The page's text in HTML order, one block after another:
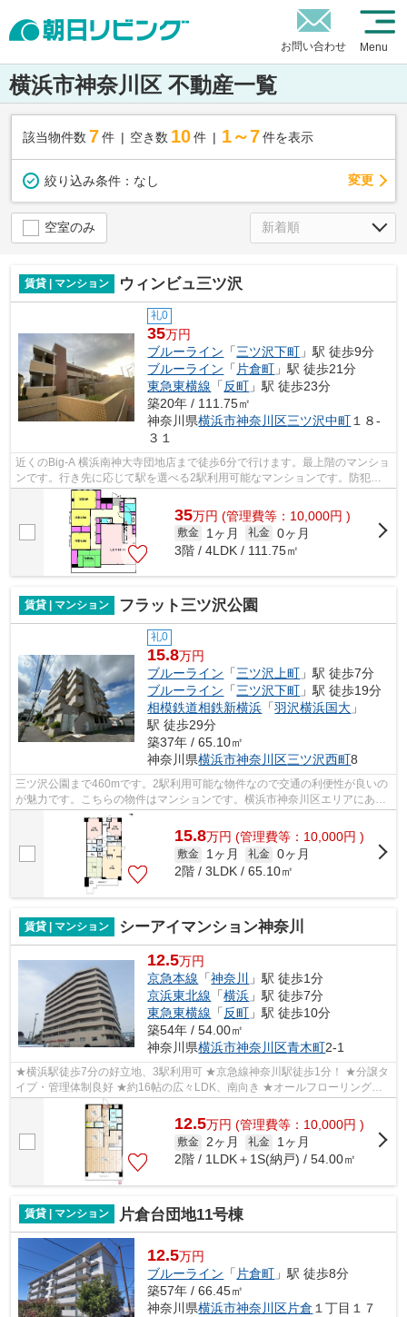
お問い合わせ Menu
横浜市神奈川区 不動産一覧
該当物件数 7件 空き数 10 件 1～7 件を表示
絞り込み条件： なし 変更
空室のみ
賃貸 | マンション ウィンビュ三ツ沢
礼0
35万円
ブルーライン 「三ツ沢下町 」駅 徒歩9分
ブルーライン 「 片倉町 」駅 徒歩21分
東急東横線 「 反町 」駅 徒歩23分
築20年 / 111.75㎡
神奈川県横浜市神奈川区三ツ沢中町 １８-
３１
近くのBig-A 横浜南神大寺団地店まで徒歩6分で行けます。最上階のマンショ
ンです。行き先に応じて駅を選べる2駅利用可能なマンションです。防犯対
策もバッチリなマンションタイプの物...
35万円 (管理費等：10,000円 )
敷金 1ヶ月 礼金 0ヶ月
3階 / 4LDK / 111.75㎡
賃貸 | マンション フラット三ツ沢公園
礼0
15.8万円
ブルーライン 「三ツ沢上町 」駅 徒歩7分
ブルーライン 「三ツ沢下町 」駅 徒歩19分
相模鉄道相鉄新横浜 「羽沢横浜国大 」
駅 徒歩29分
築37年 / 65.10㎡
神奈川県横浜市神奈川区三ツ沢西町8
三ツ沢公園まで460mです。2駅利用可能な物件なので交通の利便性が良いの
が魅力です。こちらの物件はマンションです。横浜市神奈川区エリアにある
賃貸情報のことなら、地域に密着した当...
15.8万円 (管理費等：10,000円 )
敷金 1ヶ月 礼金 0ヶ月
2階 / 3LDK / 65.10㎡
賃貸 | マンション シーアイマンション神奈川
12.5万円
京急本線 「神奈川 」駅 徒歩1分
京浜東北線 「横浜 」駅 徒歩7分
東急東横線 「反町 」駅 徒歩10分
築54年 / 54.00㎡
神奈川県横浜市神奈川区青木町2-1
★横浜駅徒歩7分の好立地、3駅利用可 ★京急線神奈川駅徒歩1分！ ★分譲タ
イプ・管理体制良好 ★約16帖の広々LDK、南向き ★オールフローリング仕
様 ★2004年リノベーション
12.5万円 (管理費等：10,000円 )
敷金 2ヶ月 礼金
1ヶ月
2階 / 1LDK＋1S(納戸) / 54.00㎡
賃貸 | マンション 片倉台団地11号棟
12.5万円
ブルーライン 「 片倉町 」駅 徒歩8分
築57年 / 66.45㎡
神奈川県横浜市神奈川区片倉 １丁目１７